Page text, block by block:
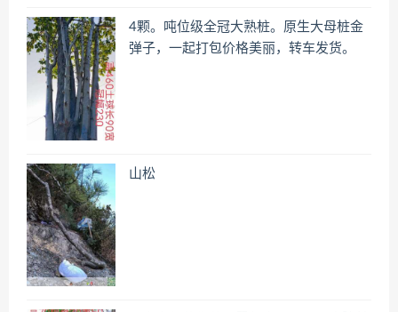
4颗。吨位级全冠大熟桩。原生大母桩金
弹子，一起打包价格美丽，转车发货。
山松